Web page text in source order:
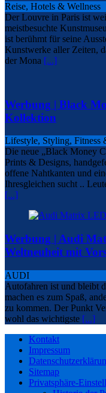
Reise, Hotels & Wellness
Der Louvre in Paris ist
meistbesuchte
ist berühmt für seine
Kunstwerke aller Zeiten,
der Mona [...]
Werbung | Black
Kollektion
Lifestyle, Styling, Fitness
Die neue „Black Money
Prints & Designs,
offene Nahtkanten und
Ihresgleichen sucht ..
[...]
Werbung | Audi
Weltneuheit mit
AUDI
Autofahren ist und bleibt
machen es zum Spaß,
zu kommen. Der Punkt
wohl das wichtigste [...]
Kontakt
Impressum
Sitemap
Privatsphäre-